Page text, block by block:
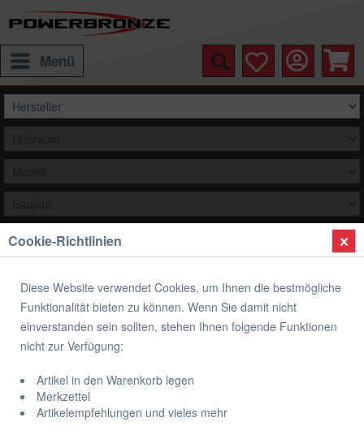
Menü
Auswählen
Übersicht Airflow Racingscheibe (Double- Bubble)
Airflow Racingscheibe (Double- Bubble)
DUCATI 899 PANIGALE
Cookie-Richtlinien
Diese Website verwendet Cookies, um Ihnen die bestmögliche
Funktionalität bieten zu können. Wenn Sie damit nicht
einverstanden sein sollten, stehen Ihnen folgende Funktionen
nicht zur Verfügung:
Artikel in den Warenkorb legen
Merkzettel
Artikelempfehlungen und vieles mehr